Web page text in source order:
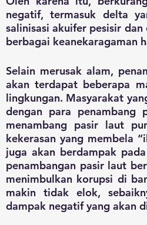
negatif, termasuk delta
salinisasi akuifer pesisir
berbagai keanekaragaman
Selain merusak alam,
akan terdapat beberapa
lingkungan. Masyarakat
dengan para penambang
menambang pasir laut
kekerasan yang membela
juga akan berdampak
penambangan pasir laut
menimbulkan korupsi di
makin tidak elok,
dampak negatif yang akan